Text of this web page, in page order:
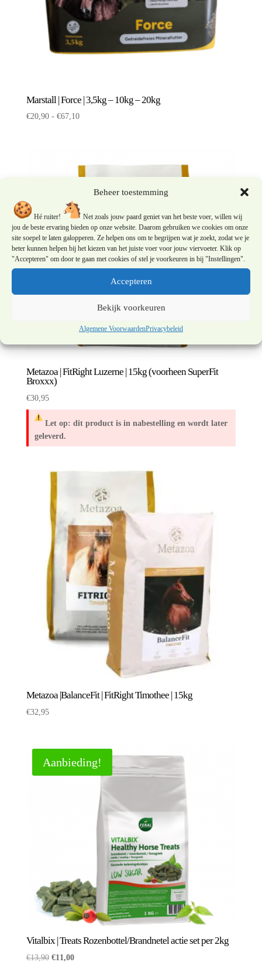
Beheer toestemming
Hé ruiter!
Net zoals jouw paard geniet van het beste voer, willen wij
jou de beste ervaring bieden op onze website. Daarom gebruiken we cookies om onze
site soepel te laten galopperen. Ze helpen ons om te begrijpen wat je zoekt, zodat we je
beter kunnen helpen bij het kiezen van het juiste voer voor jouw viervoeter. Klik op
"Accepteren" om door te gaan met cookies of stel je voorkeuren in bij "Instellingen".
Accepteren
Bekijk voorkeuren
Algemene VoorwaardenPrivacybeleid
Marstall | Force | 3,5kg – 10kg – 20kg
€20,90 - €67,10Prijsklasse:
Metazoa | FitRight Luzerne | 15kg (voorheen SuperFit
Broxxx)
€30,95
Let op: dit product is in nabestelling en wordt later
geleverd.
Metazoa |BalanceFit | FitRight Timothee | 15kg
€32,95
Aanbieding!
Vitalbix | Treats Rozenbottel/Brandnetel actie set per 2kg
€13,90 Oorspronkelijke
€11,00Huidige